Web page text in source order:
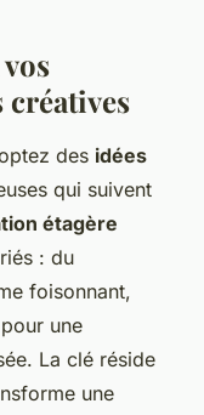
créatives
des idées
qui suivent
étagère
: du
foisonnant,
une
La clé réside
une